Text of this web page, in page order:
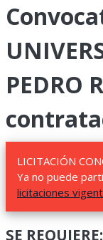
PEDRO
LICITACIÓN
Ya no puede
licitaciones
SE REQUIERE: